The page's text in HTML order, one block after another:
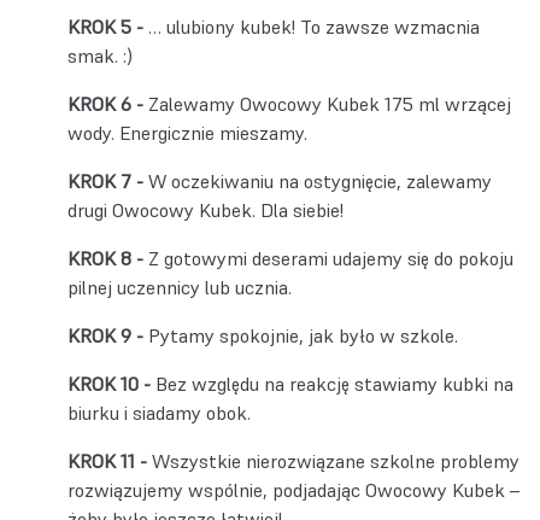
… ulubiony kubek! To zawsze wzmacnia
smak. :)
Zalewamy Owocowy Kubek 175 ml wrzącej
wody. Energicznie mieszamy.
W oczekiwaniu na ostygnięcie, zalewamy
drugi Owocowy Kubek. Dla siebie!
Z gotowymi deserami udajemy się do pokoju
pilnej uczennicy lub ucznia.
Pytamy spokojnie, jak było w szkole.
Bez względu na reakcję stawiamy kubki na
biurku i siadamy obok.
Wszystkie nierozwiązane szkolne problemy
rozwiązujemy wspólnie, podjadając Owocowy Kubek –